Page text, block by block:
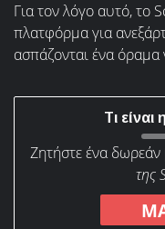
Για τον λόγο αυτό, το
πλατφόρμα για
ασπάζονται ένα
Τι
Ζητήστε ένα δωρεάν
της